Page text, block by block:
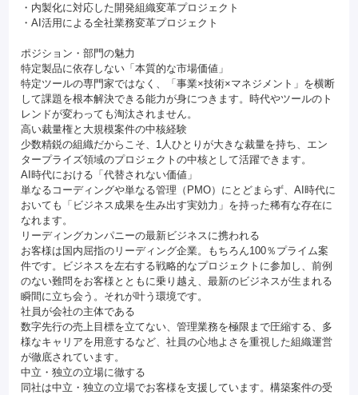
・内製化に対応した開発組織変革プロジェクト
・AI活用による全社業務変革プロジェクト
ポジション・部門の魅力
特定製品に依存しない「本質的な市場価値」
特定ツールの専門家ではなく、「事業×技術×マネジメント」を横断
して課題を根本解決できる能力が身につきます。時代やツールのト
レンドが変わっても淘汰されません。
高い裁量権と大規模案件の中核経験
少数精鋭の組織だからこそ、1人ひとりが大きな裁量を持ち、エン
タープライズ領域のプロジェクトの中核として活躍できます。
AI時代における「代替されない価値」
単なるコーディングや単なる管理（PMO）にとどまらず、AI時代に
おいても「ビジネス成果を生み出す実効力」を持った稀有な存在に
なれます。
リーディングカンパニーの最新ビジネスに携われる
お客様は国内屈指のリーディング企業。もちろん100％プライム案
件です。ビジネスを左右する戦略的なプロジェクトに参加し、前例
のない難問をお客様とともに乗り越え、最新のビジネスが生まれる
瞬間に立ち会う。それが叶う環境です。
社員が会社の主体である
数字先行の売上目標を立てない、管理業務を極限まで圧縮する、多
様なキャリアを用意するなど、社員の心地よさを重視した組織運営
が徹底されています。
中立・独立の立場に徹する
同社は中立・独立の立場でお客様を支援しています。構築案件の受